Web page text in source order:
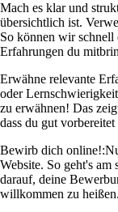
Mach es klar und
übersichtlich ist.
So können wir schnell
Erfahrungen du
Erwähne relevante
oder
zu erwähnen! Das
dass du gut vorbereitet
Bewirb dich online!:
Website. So geht's am
darauf, deine
willkommen zu heißen.